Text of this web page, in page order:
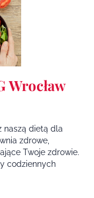
Wrocław
naszą dietą dla
zdrowe,
Twoje zdrowie.
codziennych